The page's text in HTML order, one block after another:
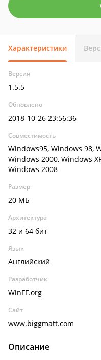
Характеристики
Версия
1.5.5
Обновлено
2018-10-26 23:56:36
Совместимость
Windows95, Windows 98,
Windows 2000, Windows
Windows 2008
Размер
20 МБ
Архитектура
32 и 64 бит
Язык
Английский
Разработчик
WinFF.org
Сайт
www.biggmatt.com
Описание